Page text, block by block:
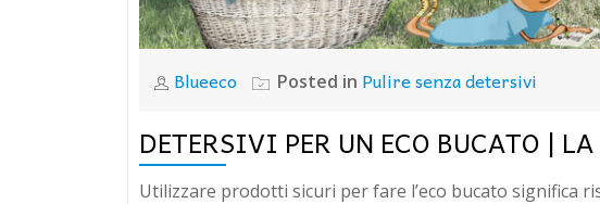
Blueeco Posted in Pulire senza detersivi
DETERSIVI PER UN ECO BUCATO |
Utilizzare prodotti sicuri per fare l’eco bucato significa